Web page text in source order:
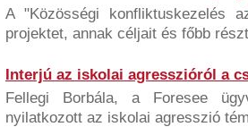
A "Közösségi konfliktuskezelés
projektet, annak céljait és főbb
Interjú az iskolai agresszióról a
Fellegi Borbála, a Foresee
nyilatkozott az iskolai agresszió